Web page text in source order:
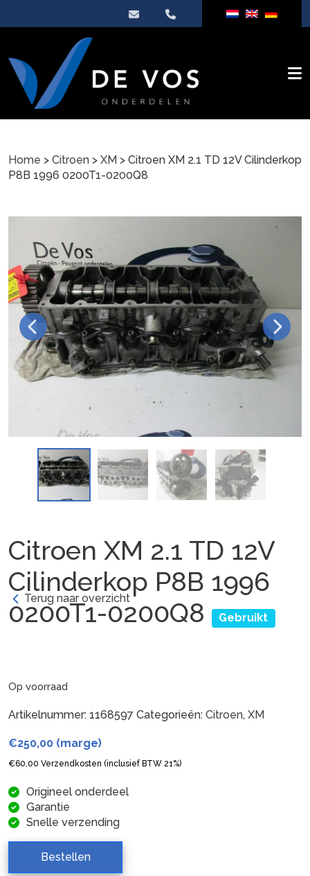
Home > Citroen > XM > Citroen XM 2.1 TD 12V Cilinderkop
P8B 1996 0200T1-0200Q8
Citroen XM 2.1 TD 12V
Cilinderkop P8B 1996
0200T1-0200Q8
Gebruikt
Terug naar overzicht
Op voorraad
Artikelnummer: 1168597 Categorieën: Citroen, XM
€250,00 (marge)
€60,00 Verzendkosten (inclusief BTW 21%)
Origineel onderdeel
Garantie
Snelle verzending
Bestellen